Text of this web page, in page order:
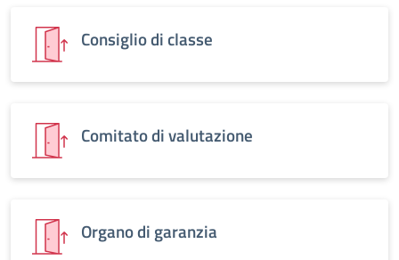
Consiglio di classe
Comitato di valutazione
Organo di garanzia